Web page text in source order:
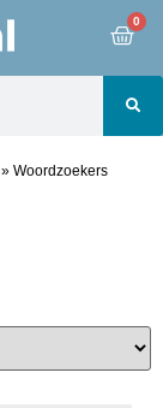
0
» Woordzoekers